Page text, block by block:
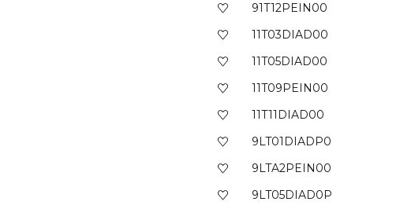
91T12PEIN00
11T03DIAD00
11T05DIAD00
11T09PEIN00
11T11DIAD00
9LT01DIADP0
9LTA2PEIN00
9LT05DIAD0P